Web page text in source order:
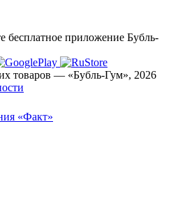
бесплатное приложение Бубль-
товаров — «Бубль-Гум», 2026
«Факт»